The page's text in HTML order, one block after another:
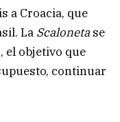
a Croacia, que
La Scaloneta se
el objetivo que
continuar